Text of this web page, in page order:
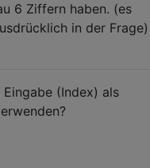
6 Ziffern haben. (es
in der Frage)
(Index) als